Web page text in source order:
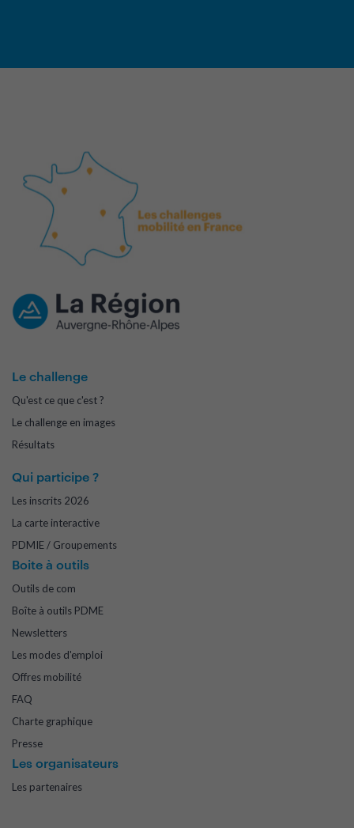
Le challenge
Qu'est ce que c'est ?
Le challenge en images
Résultats
Qui participe ?
Les inscrits 2026
La carte interactive
PDMIE / Groupements
Boite à outils
Outils de com
Boîte à outils PDME
Newsletters
Les modes d'emploi
Offres mobilité
FAQ
Charte graphique
Presse
Les organisateurs
Les partenaires